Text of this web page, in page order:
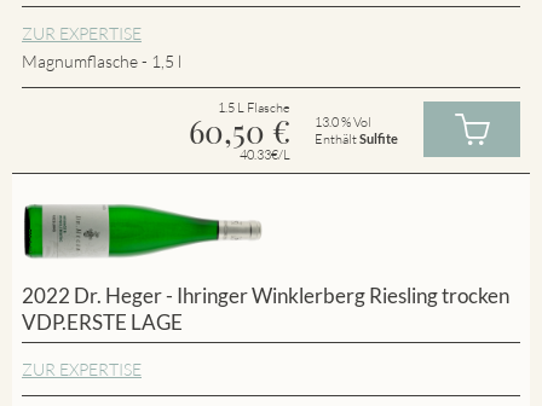
ZUR EXPERTISE
Magnumflasche - 1,5 l
1.5 L Flasche
60,50 €
40.33€/L
13.0 % Vol
EnthältSulfite
2022 Dr. Heger - Ihringer Winklerberg Riesling trocken
VDP.ERSTE LAGE
ZUR EXPERTISE